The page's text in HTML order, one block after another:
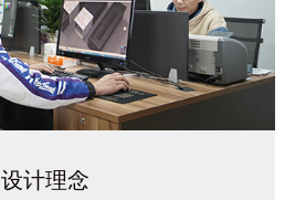
设计理念